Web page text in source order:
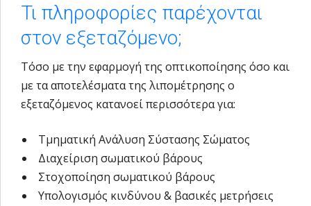
Τι πληροφορίες παρέχονται
στον εξεταζόμενο;
Τόσο με την εφαρμογή της οπτικοποίησης όσο και
με τα αποτελέσματα της λιπομέτρησης ο
εξεταζόμενος κατανοεί περισσότερα για:
Τμηματική Ανάλυση Σύστασης Σώματος
Διαχείριση σωματικού βάρους
Στοχοποίηση σωματικού βάρους
Υπολογισμός κινδύνου & βασικές μετρήσεις